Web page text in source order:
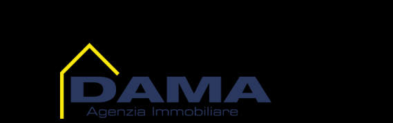
Home Affitto Commerciali Ufficio